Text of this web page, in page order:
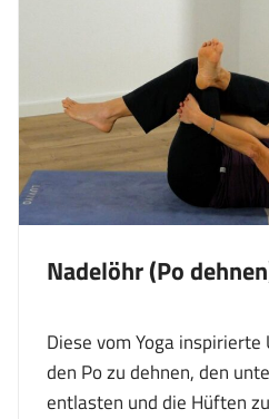
Nadelöhr (Po
Diese vom Yoga
den Po zu dehnen, den
entlasten und die Hüften